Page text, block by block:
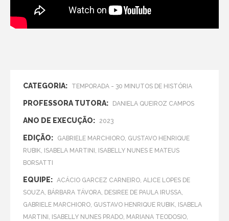
CATEGORIA: TEMPORADA - 30 MINUTOS DE HISTÓRIA
PROFESSORA TUTORA: DANIELA QUEIROZ CAMPOS
ANO DE EXECUÇÃO: 2023
EDIÇÃO:
GABRIELE MARCHIORO, GUSTAVO HENRIQUE
RUBIK, ISABELA MARTINI, ISABELLY NUNES E MATEUS
BORSATTI
EQUIPE: ACÁCIO GARCEZ CARNEIRO, ALICE LOPES DE
SOUZA, BÁRBARA TÁVORA, DESIREE DE PAULA IRUSSA,
GABRIELE MARCHIORO, GUSTAVO HENRIQUE RUBIK, ISABELA
MARTINI, ISABELLY NUNES PRADO, MARIANA TEODOSIO,